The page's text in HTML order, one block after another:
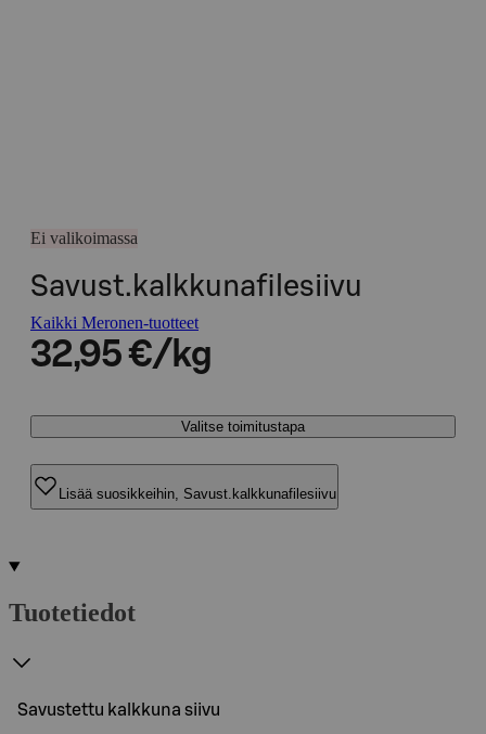
Ei valikoimassa
Savust.kalkkunafilesiivu
Kaikki Meronen-tuotteet
32,95 €/kg
Valitse toimitustapa
Lisää suosikkeihin, Savust.kalkkunafilesiivu
Tuotetiedot
Savustettu kalkkuna siivu